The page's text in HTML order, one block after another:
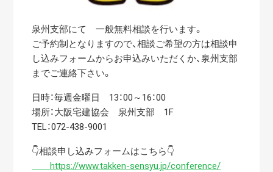
泉州支部にて 一般無料相談を行います。
ご予約制となりますので、相談ご希望の方は相談申
し込みフォームからお申込みいただくか、泉州支部
までご連絡下さい。
日時：毎週金曜日 13：00～16：00
場所：大阪宅建協会 泉州支部 1F
TEL：072-438-9001
👇相談申し込みフォームはこちら👇
https://www.takken-sensyu.jp/conference/